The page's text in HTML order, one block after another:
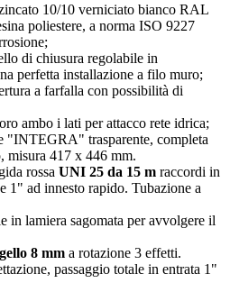
10/10 verniciato bianco RAL
poliestere, a norma ISO 9227
di chiusura regolabile in
perfetta installazione a filo muro;
a farfalla con possibilità di
ambo i lati per attacco rete idrica;
"INTEGRA" trasparente, completa
misura 417 x 446 mm.
rossa UNI 25 da 15 m raccordi in
1" ad innesto rapido. Tubazione a
in lamiera sagomata per avvolgere il
8 mm a rotazione 3 effetti.
passaggio totale in entrata 1"